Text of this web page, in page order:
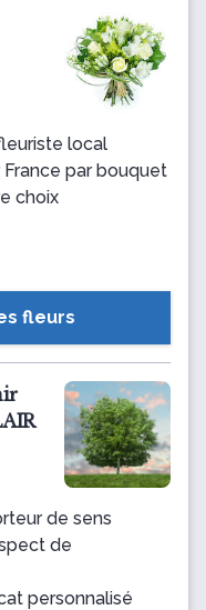
local
par bouquet
choix
fleurs
de sens
de
personnalisé